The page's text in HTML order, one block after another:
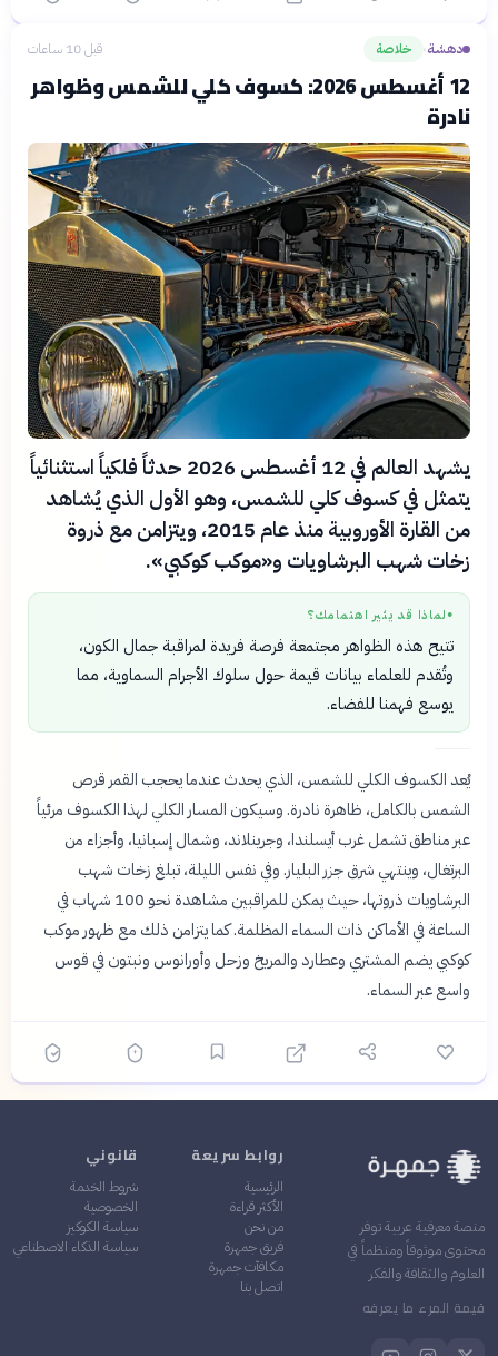
دهشة› خلاصة قبل 10 ساعات
12 أغسطس 2026: كسوف كلي للشمس وظواهر
نادرة
يشهد العالم في 12 أغسطس 2026 حدثاً فلكياً استثنائياً
يتمثل في كسوف كلي للشمس، وهو الأول الذي يُشاهد
من القارة الأوروبية منذ عام 2015، ويتزامن مع ذروة
زخات شهب البرشاويات و«موكب كوكبي».
● لماذا قد يثير اهتمامك؟
تتيح هذه الظواهر مجتمعة فرصة فريدة لمراقبة جمال الكون،
وتُقدم للعلماء بيانات قيمة حول سلوك الأجرام السماوية، مما
يوسع فهمنا للفضاء.
يُعد الكسوف الكلي للشمس، الذي يحدث عندما يحجب القمر قرص
الشمس بالكامل، ظاهرة نادرة. وسيكون المسار الكلي لهذا الكسوف مرئياً
عبر مناطق تشمل غرب أيسلندا، وجرينلاند، وشمال إسبانيا، وأجزاء من
البرتغال، وينتهي شرق جزر البليار. وفي نفس الليلة، تبلغ زخات شهب
البرشاويات ذروتها، حيث يمكن للمراقبين مشاهدة نحو 100 شهاب في
الساعة في الأماكن ذات السماء المظلمة. كما يتزامن ذلك مع ظهور موكب
كوكبي يضم المشتري وعطارد والمريخ وزحل وأورانوس ونبتون في قوس
واسع عبر السماء.
منصة معرفية عربية توفر
محتوى موثوقاً ومنظماً في
العلوم والثقافة والفكر
قيمة المرء ما يعرفه
روابط سريعة
الرئيسية
الأكثر قراءة
من نحن
فريق جمهرة
مكافآت جمهرة
اتصل بنا
قانوني
شروط الخدمة
الخصوصية
سياسة الكوكيز
سياسة الذكاء الاصطناعي